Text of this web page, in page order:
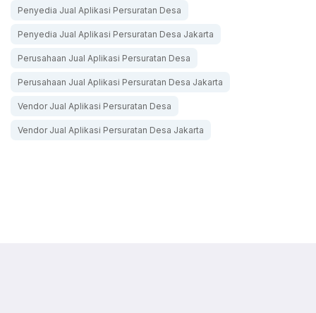
Penyedia Jual Aplikasi Persuratan Desa
Penyedia Jual Aplikasi Persuratan Desa Jakarta
Perusahaan Jual Aplikasi Persuratan Desa
Perusahaan Jual Aplikasi Persuratan Desa Jakarta
Vendor Jual Aplikasi Persuratan Desa
Vendor Jual Aplikasi Persuratan Desa Jakarta